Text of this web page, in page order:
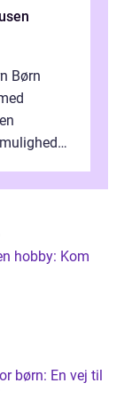
Børn
hobby: Kom
børn: En vej til